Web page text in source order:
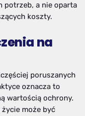
potrzeb, a nie oparta
koszty.
na
poruszanych
oznacza to
wartością ochrony.
może być